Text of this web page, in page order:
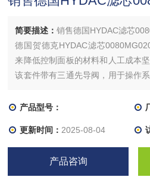
简要描述：销售德国HYDAC滤芯
德国贺德克HYDAC滤芯
来降低控制面板的材料和人工成本
该套件带有三通先导阀，用于操作
580 系列现场总线通信节点和双三
产品型号：
更新时间： 2025-08-04
产品咨询